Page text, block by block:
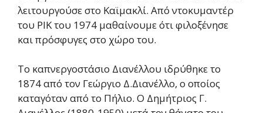
λειτουργούσε στο Καϊμακλί. Από ντοκυμαντέρ
του ΡΙΚ του 1974 μαθαίνουμε ότι φιλοξένησε
και πρόσφυγες στο χώρο του.
Το καπνεργοστάσιο Διανέλλου ιδρύθηκε το
1874 από τον Γεώργιο Δ.Διανέλλο, ο οποίος
καταγόταν από το Πήλιο. Ο Δημήτριος Γ.